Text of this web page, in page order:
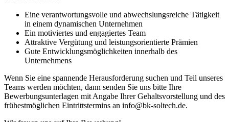
Eine verantwortungsvolle und abwechslungsreiche Tätigkeit
in einem dynamischen Unternehmen
Ein motiviertes und engagiertes Team
Attraktive Vergütung und leistungsorientierte Prämien
Gute Entwicklungsmöglichkeiten innerhalb des
Unternehmens
Wenn Sie eine spannende Herausforderung suchen und Teil unseres
Teams werden möchten, dann senden Sie uns bitte Ihre
Bewerbungsunterlagen mit Angabe Ihrer Gehaltsvorstellung und des
frühestmöglichen Eintrittstermins an info@bk-soltech.de.